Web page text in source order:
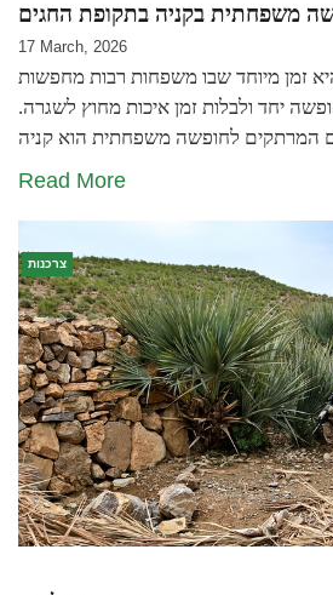
משפחתית בקניה בתקופת החגים
17 March, 2026
זמן מיוחד שבו משפחות רבות מחפשות
יחד ולבלות זמן איכות מחוץ לשגרה.
Read More
צרכנות